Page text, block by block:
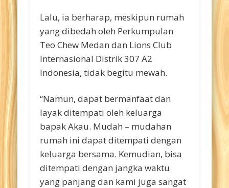
Lalu, ia berharap, meskipun rumah
yang dibedah oleh Perkumpulan
Teo Chew Medan dan Lions Club
Internasional Distrik 307 A2
Indonesia, tidak begitu mewah.
“Namun, dapat bermanfaat dan
layak ditempati oleh keluarga
bapak Akau. Mudah – mudahan
rumah ini dapat ditempati dengan
keluarga bersama. Kemudian, bisa
ditempati dengan jangka waktu
yang panjang dan kami juga sangat